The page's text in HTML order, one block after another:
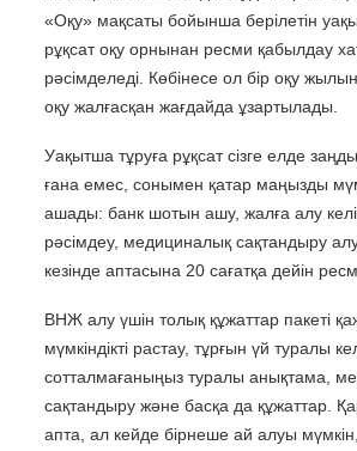
«Оқу» мақсаты бойынша берілетін
рұқсат оқу орнынан ресми қабылдау
рәсімделеді. Көбінесе ол бір оқу
оқу жалғасқан жағдайда ұзартылады.
Уақытша тұруға рұқсат сізге елде
ғана емес, сонымен қатар маңызды
ашады: банк шотын ашу, жалға алу
рәсімдеу, медициналық сақтандыру
кезінде аптасына 20 сағатқа дейін
ВНЖ алу үшін толық құжаттар пакеті
мүмкіндікті растау, тұрғын үй туралы
сотталмағаныңыз туралы анықтама,
сақтандыру және басқа да құжаттар.
апта, ал кейде бірнеше ай алуы